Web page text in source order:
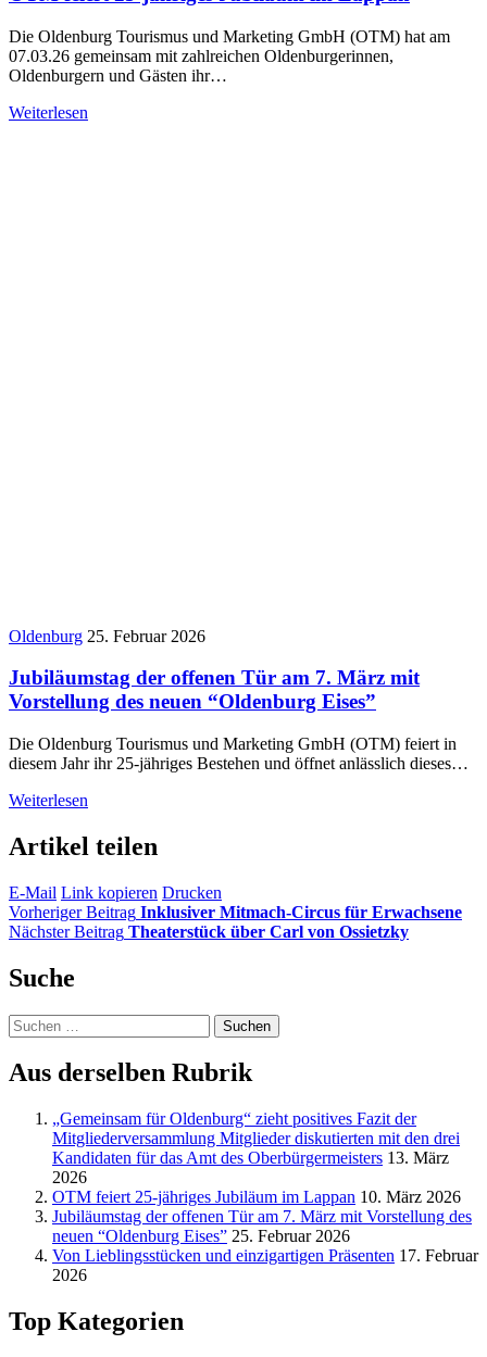
Die Oldenburg Tourismus und Marketing GmbH (OTM) hat am
07.03.26 gemeinsam mit zahlreichen Oldenburgerinnen,
Oldenburgern und Gästen ihr…
Weiterlesen
Oldenburg 25. Februar 2026
Jubiläumstag der offenen Tür am 7. März mit
Vorstellung des neuen “Oldenburg Eises”
Die Oldenburg Tourismus und Marketing GmbH (OTM) feiert in
diesem Jahr ihr 25-jähriges Bestehen und öffnet anlässlich dieses…
Weiterlesen
Artikel teilen
E-Mail Link kopieren Drucken
Vorheriger Beitrag Inklusiver Mitmach-Circus für Erwachsene
Nächster Beitrag Theaterstück über Carl von Ossietzky
Suche
Suchen
nach:
Aus derselben Rubrik
„Gemeinsam für Oldenburg“ zieht positives Fazit der
Mitgliederversammlung Mitglieder diskutierten mit den drei
Kandidaten für das Amt des Oberbürgermeisters 13. März
2026
OTM feiert 25-jähriges Jubiläum im Lappan 10. März 2026
Jubiläumstag der offenen Tür am 7. März mit Vorstellung des
neuen “Oldenburg Eises” 25. Februar 2026
Von Lieblingsstücken und einzigartigen Präsenten 17. Februar
2026
Top Kategorien